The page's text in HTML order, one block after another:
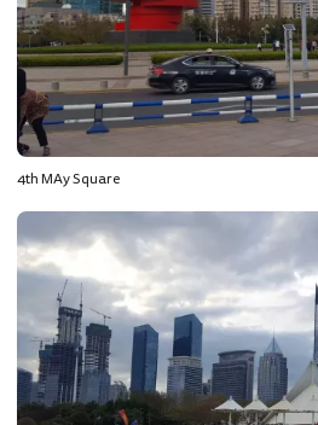
4th MAy Square